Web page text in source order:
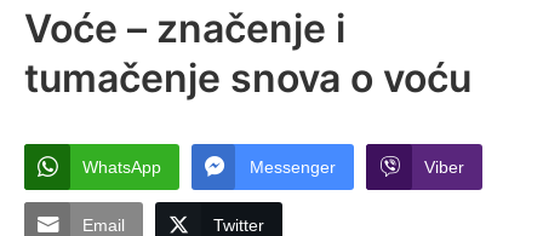
Voće – značenje i
tumačenje snova o voću
WhatsApp Messenger Viber
Email Twitter